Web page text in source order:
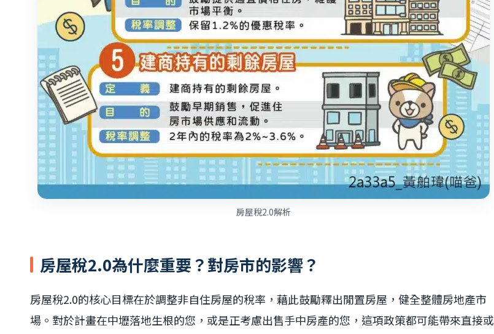
房屋稅2.0解析
房屋稅2.0為什麼重要？對房市的影響？
房屋稅2.0的核心目標在於調整非自住房屋的稅率，藉此鼓勵釋出閒置房屋，健全整體房地產市
場。對於計畫在中壢落地生根的您，或是正考慮出售手中房產的您，這項政策都可能帶來直接或